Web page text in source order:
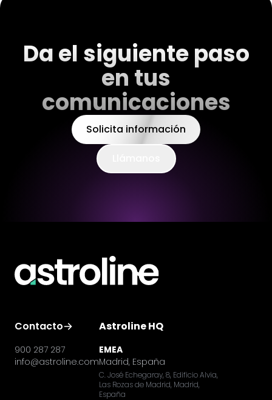
Da el siguiente paso
en tus
comunicaciones
Solicita información
Contacto
900 287 287
info@astroline.com
Astroline HQ
EMEA
Madrid, España
C. José Echegaray, 8, Edificio Alvia,
Las Rozas de Madrid, Madrid,
España